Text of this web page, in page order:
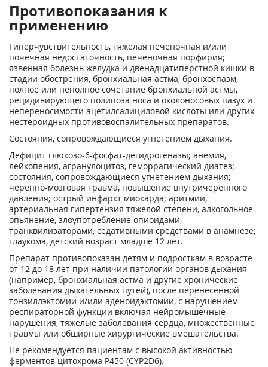
Противопоказания к
применению
Гиперчувствительность, тяжелая печеночная и/или
почечная недостаточность, печеночная порфирия;
язвенная болезнь желудка и двенадцатиперстной кишки в
стадии обострения, бронхиальная астма, бронхоспазм,
полное или неполное сочетание бронхиальной астмы,
рецидивирующего полипоза носа и околоносовых пазух и
непереносимости ацетилсалициловой кислоты или других
нестероидных противовоспалительных препаратов.
Состояния, сопровождающиеся угнетением дыхания.
Дефицит глюкозо-6-фосфат-дегидрогеназы; анемия,
лейкопения, агранулоцитоз, геморрагический диатез;
состояния, сопровождающиеся угнетением дыхания;
черепно-мозговая травма, повышение внутричерепного
давления; острый инфаркт миокарда; аритмии,
артериальная гипертензия тяжелой степени, алкогольное
опьянение, злоупотребление опиоидами,
транквилизаторами, седативными средствами в анамнезе;
глаукома, детский возраст младше 12 лет.
Препарат противопоказан детям и подросткам в возрасте
от 12 до 18 лет при наличии патологии органов дыхания
(например, бронхиальная астма и другие хронические
заболевания дыхательных путей), после перенесенной
тонзиллэктомии и/или аденоидэктомии, с нарушением
респираторной функции включая нейромышечные
нарушения, тяжелые заболевания сердца, множественные
травмы или обширные хирургические вмешательства.
Не рекомендуется пациентам с высокой активностью
ферментов цитохрома Р450 (CYP2D6).